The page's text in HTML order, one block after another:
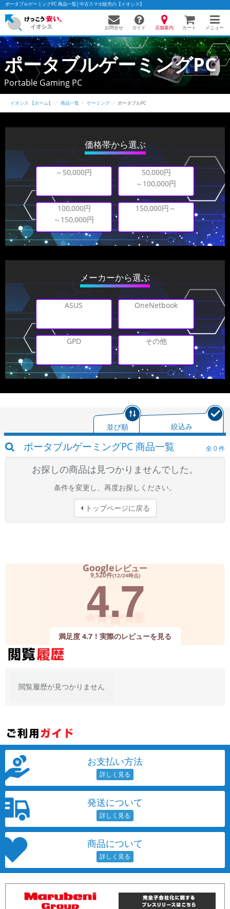
ポータブルゲーミングPC 商品一覧│中古スマホ販売の【イオシス】
お問合せ ガイド 店舗案内 カート メニュー
ポータブルゲーミングPC
Portable Gaming PC
イオシス 【ホーム】 商品一覧 ゲーミング ポータブルPC
価格帯から選ぶ
～50,000円 50,000円
～100,000円
100,000円
～150,000円
150,000円～
メーカーから選ぶ
ASUS OneNetbook
GPD その他
並び順 絞込み
ポータブルゲーミングPC 商品一覧 全0件
お探しの商品は見つかりませんでした。
条件を変更し、再度お探しください。
トップページに戻る
Googleレビュー
9,520件(12/24時点)
4.7
満足度 4.7！実際のレビューを見る
閲覧履歴が見つかりません
お支払い方法
発送について
商品について